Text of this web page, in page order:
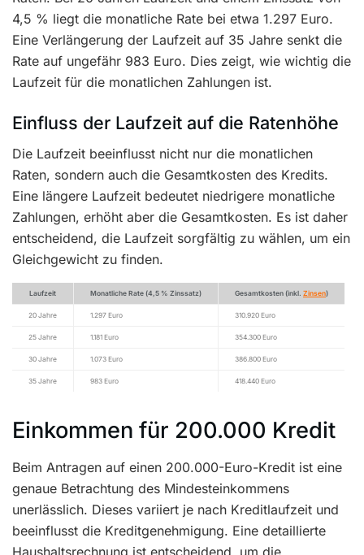
4,5 % liegt die monatliche Rate bei etwa 1.297 Euro.
Eine Verlängerung der Laufzeit auf 35 Jahre senkt die
Rate auf ungefähr 983 Euro. Dies zeigt, wie wichtig die
Laufzeit für die monatlichen Zahlungen ist.
Einfluss der Laufzeit auf die Ratenhöhe
Die Laufzeit beeinflusst nicht nur die monatlichen
Raten, sondern auch die Gesamtkosten des Kredits.
Eine längere Laufzeit bedeutet niedrigere monatliche
Zahlungen, erhöht aber die Gesamtkosten. Es ist daher
entscheidend, die Laufzeit sorgfältig zu wählen, um ein
Gleichgewicht zu finden.
Laufzeit Monatliche Rate (4,5 % Zinssatz) Gesamtkosten (inkl. Zinsen)
20 Jahre 1.297 Euro 310.920 Euro
25 Jahre 1.181 Euro 354.300 Euro
30 Jahre 1.073 Euro 386.800 Euro
35 Jahre 983 Euro 418.440 Euro
Einkommen für 200.000 Kredit
Beim Antragen auf einen 200.000-Euro-Kredit ist eine
genaue Betrachtung des Mindesteinkommens
unerlässlich. Dieses variiert je nach Kreditlaufzeit und
beeinflusst die Kreditgenehmigung. Eine detaillierte
Haushaltsrechnung ist entscheidend, um die